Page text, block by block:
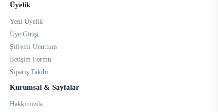
Üyelik
Yeni Üyelik
Üye Girişi
Şifremi Unuttum
İletişim Formu
Sipariş Takibi
Kurumsal & Sayfalar
Hakkımızda